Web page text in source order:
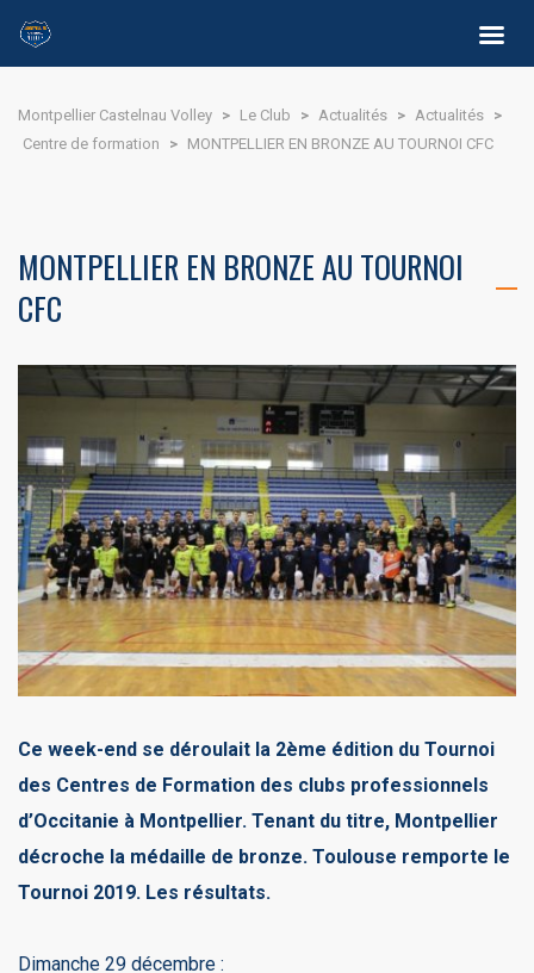
Montpellier Castelnau Volley > Le Club > Actualités > Actualités >
Centre de formation
> MONTPELLIER EN BRONZE AU TOURNOI CFC
MONTPELLIER EN BRONZE AU TOURNOI
CFC
Ce week-end se déroulait la 2ème édition du Tournoi
des Centres de Formation des clubs professionnels
d’Occitanie à Montpellier. Tenant du titre, Montpellier
décroche la médaille de bronze. Toulouse remporte le
Tournoi 2019. Les résultats.
Dimanche 29 décembre :